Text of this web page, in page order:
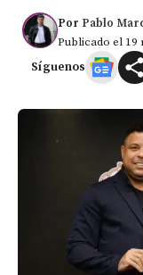
Por Pablo
Publicado el 19
Síguenos